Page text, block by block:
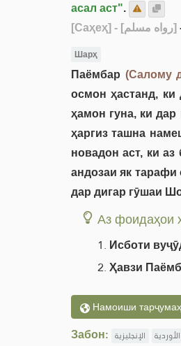
асал аст".
[Саҳеҳ]
- [رواه مسلم]
Шарҳ
Паёмбар (Салому
осмон ҳастанд,
ҳамон гуна, ки
ҳаргиз ташна
новадон аст, ки
андозаи як
дар дигар гӯшаи
Аз фоидаҳои
Исботи
Ҳавзи
Намоиши
Забон: الإنجليزية الأوردية